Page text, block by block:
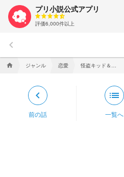
プリ小説公式アプリ
評価6,000件以上
keyboard_arrow_left
home ジャンル 恋愛
keyboard_arrow_left
前の話
list
一覧へ